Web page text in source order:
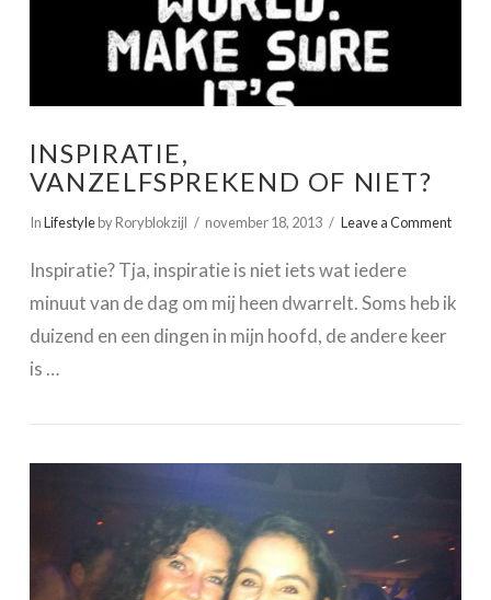
VIEW POST
INSPIRATIE,
VANZELFSPREKEND OF NIET?
InLifestyleby Roryblokzijl november 18, 2013 Leave a Comment
Inspiratie? Tja, inspiratie is niet iets wat iedere
minuut van de dag om mij heen dwarrelt. Soms heb ik
duizend en een dingen in mijn hoofd, de andere keer
is …